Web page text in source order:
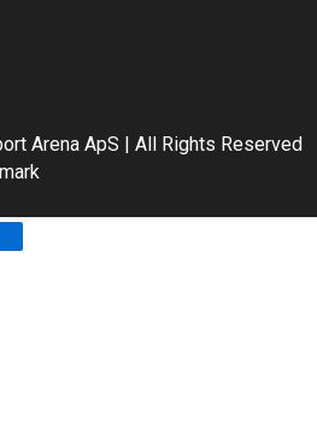
Arena ApS | All Rights Reserved